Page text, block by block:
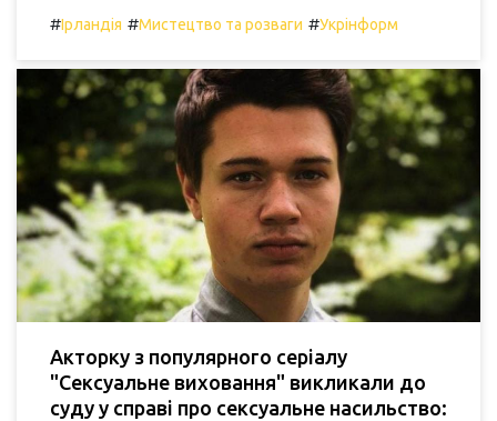
#Ірландія #Мистецтво та розваги #Укрінформ
Акторку з популярного серіалу
"Сексуальне виховання" викликали до
суду у справі про сексуальне насильство: